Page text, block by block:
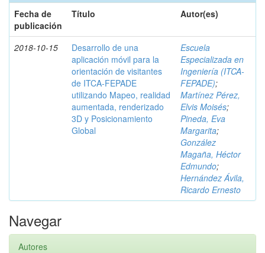
Fecha de
publicación
Título Autor(es)
2018-10-15
Desarrollo de una
aplicación móvil para la
orientación de visitantes
de ITCA-FEPADE
utilizando Mapeo, realidad
aumentada, renderizado
3D y Posicionamiento
Global
Escuela
Especializada en
Ingeniería (ITCA-
FEPADE);
Martínez Pérez,
Elvis Moisés;
Pineda, Eva
Margarita;
González
Magaña, Héctor
Edmundo;
Hernández Ávila,
Ricardo Ernesto
Navegar
Autores